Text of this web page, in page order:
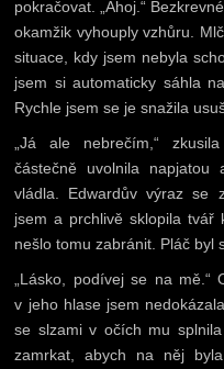
pokračovat. „Ahoj.“
okamžik vyhouply vzhůru.
situace, kdy jsem nebyla
jsem si automaticky sáhla
Rychle jsem se je snažila
„Já ale nebrečím,“
částečně uvolnila napjatou
vládla. Edwardův výraz se
jsem a prchlivě sklopila tvář
nešlo tomu zabránit. Pláč byl
„Lásko, podívej se na mě.“
v jeho hlase jsem
se slzami v očích mu
zamrkat, abych na něj